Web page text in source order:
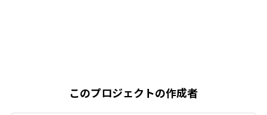
このプロジェクトの作成者